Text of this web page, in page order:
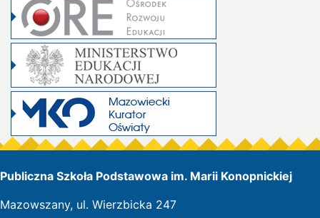
Publiczna Szkoła Podstawowa im. Marii Konopnickiej
Mazowszany, ul. Wierzbicka 247